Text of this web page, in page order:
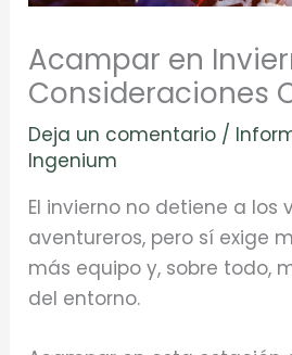
Acampar en
Consideraciones
Deja un comentario /
Ingenium
El invierno no detiene a los
aventureros, pero sí exige
más equipo y, sobre todo,
del entorno.